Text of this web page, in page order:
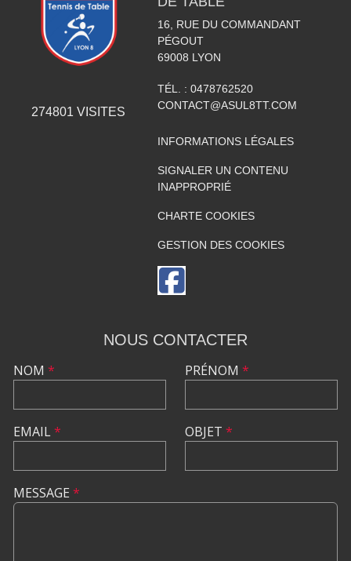
274801 VISITES
16, RUE DU COMMANDANT
PÉGOUT
69008 LYON
TÉL. : 0478762520
CONTACT@ASUL8TT.COM
INFORMATIONS LÉGALES
SIGNALER UN CONTENU
INAPPROPRIÉ
CHARTE COOKIES
GESTION DES COOKIES
NOUS CONTACTER
NOM *
EMAIL*
PRÉNOM *
OBJET *
MESSAGE *